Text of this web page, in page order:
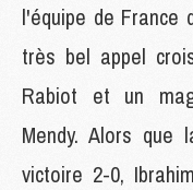
l'équipe de France
très bel appel
Rabiot et un
Mendy. Alors que
victoire 2-0,